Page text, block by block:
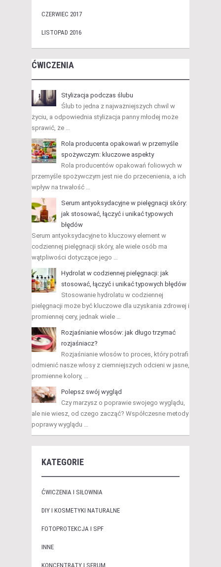
CZERWIEC 2017
LISTOPAD 2016
ĆWICZENIA
Stylizacja podczas ślubu
Ślub to jedna z najważniejszych chwil w
życiu, a odpowiednia stylizacja panny młodej może
sprawić, że …
Rola producenta opakowań w przemyśle
spożywczym: kluczowe aspekty
Rola producentów opakowań foliowych w
przemyśle spożywczym jest nie do przecenienia, a ich
wpływ na trwałość …
Serum antyoksydacyjne w pielęgnacji skóry:
jak stosować, łączyć i unikać typowych
błędów
Serum antyoksydacyjne to kluczowy element w
codziennej pielęgnacji skóry, ale wiele osób ma
wątpliwości dotyczące jego …
Hydrolat w codziennej pielęgnacji: jak
stosować, łączyć i unikać typowych błędów
Stosowanie hydrolatu w codziennej
pielęgnacji może być kluczowe dla uzyskania zdrowej i
promiennej cery, jednak wiele …
Rozjaśnianie włosów: jak długo trzymać
rozjaśniacz?
Rozjaśnianie włosów to proces, który potrafi
odmienić nasze włosy z ciemniejszych odcieni w jasne,
promienne kolory, …
Polepsz swój wygląd
Czy marzysz o poprawie swojego wyglądu,
ale nie wiesz, od czego zacząć? Współczesne metody
poprawy wyglądu …
KATEGORIE
ĆWICZENIA I SIŁOWNIA
DIY I KOSMETYKI NATURALNE
FOTOPROTEKCJA I SPF
INNE
KONCENTRATY I SERUM